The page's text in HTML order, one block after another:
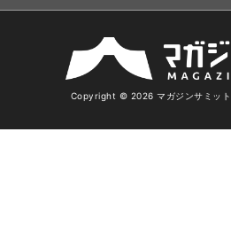
Copyright © 2026 マガジンサミッ